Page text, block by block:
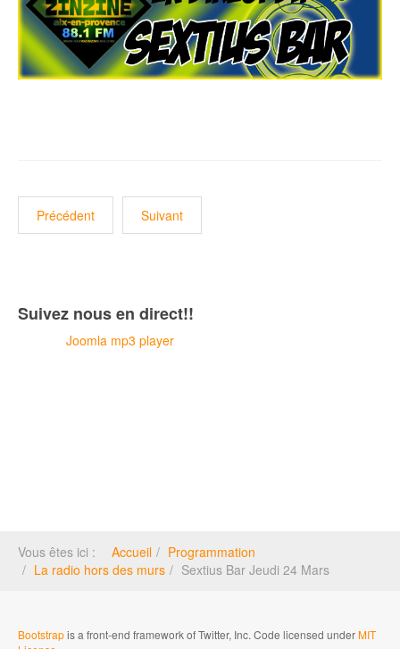
Précédent Suivant
Suivez nous en direct!!
Joomla mp3 player
Vous êtes ici : Accueil
Programmation
La radio hors des murs
Sextius Bar Jeudi 24 Mars
Bootstrapis a front-end framework of Twitter, Inc. Code licensed underMIT